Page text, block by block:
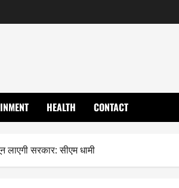
HEALTH CONTACT
सरकार: सीएम धामी